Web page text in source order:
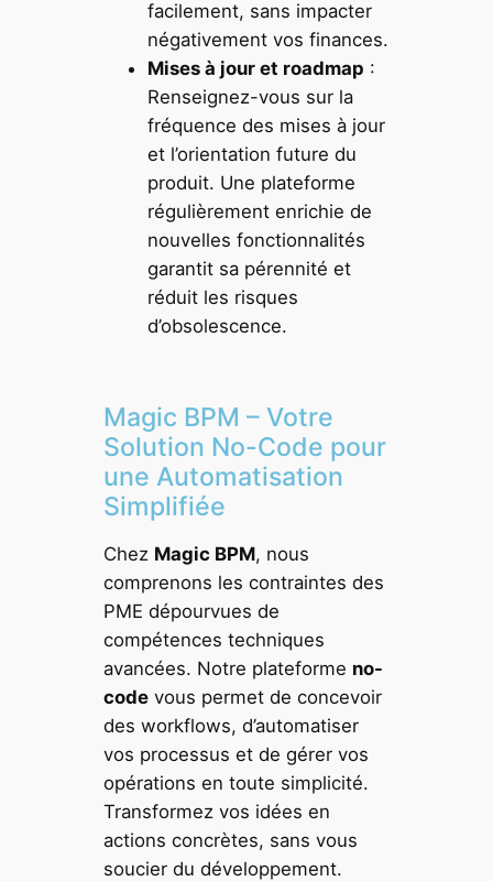
facilement, sans impacter
négativement vos finances.
Mises à jour et roadmap :
Renseignez-vous sur la
fréquence des mises à jour
et l’orientation future du
produit. Une plateforme
régulièrement enrichie de
nouvelles fonctionnalités
garantit sa pérennité et
réduit les risques
d’obsolescence.
Magic BPM – Votre
Solution No-Code pour
une Automatisation
Simplifiée
Chez Magic BPM, nous
comprenons les contraintes des
PME dépourvues de
compétences techniques
avancées. Notre plateforme no-
code vous permet de concevoir
des workflows, d’automatiser
vos processus et de gérer vos
opérations en toute simplicité.
Transformez vos idées en
actions concrètes, sans vous
soucier du développement.